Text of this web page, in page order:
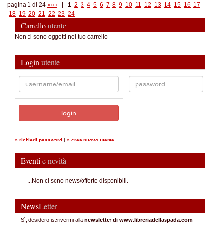
pagina 1 di 24 »»» 1 2 3 4 5 6 7 8 9 10 11 12 13 14 15 16 17
18 19 20 21 22 23 24
Carrelloutente
Non ci sono oggetti nel tuo carrello
Login utente
» richiedi password | » crea nuovo utente
Eventi e novità
...Non ci sono news/offerte disponibili.
NewsLetter
Sì, desidero iscrivermi alla newsletter di www.libreriadellaspada.com